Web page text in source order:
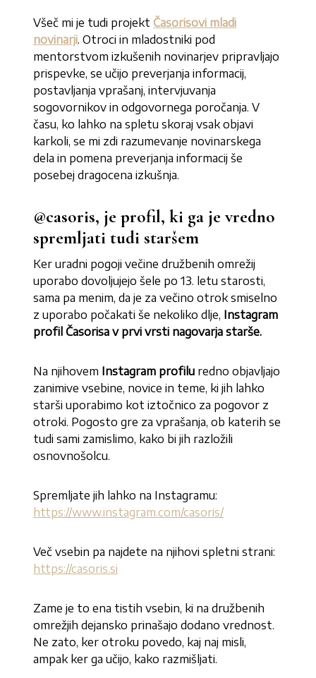
Všeč mi je tudi projekt Časorisovi mladi
novinarji. Otroci in mladostniki pod
mentorstvom izkušenih novinarjev pripravljajo
prispevke, se učijo preverjanja informacij,
postavljanja vprašanj, intervjuvanja
sogovornikov in odgovornega poročanja. V
času, ko lahko na spletu skoraj vsak objavi
karkoli, se mi zdi razumevanje novinarskega
dela in pomena preverjanja informacij še
posebej dragocena izkušnja.
@casoris, je profil, ki ga je vredno
spremljati tudi staršem
Ker uradni pogoji večine družbenih omrežij
uporabo dovoljujejo šele po 13. letu starosti,
sama pa menim, da je za večino otrok smiselno
z uporabo počakati še nekoliko dlje, Instagram
profil Časorisa v prvi vrsti nagovarja starše.
Na njihovem Instagram profilu redno objavljajo
zanimive vsebine, novice in teme, ki jih lahko
starši uporabimo kot iztočnico za pogovor z
otroki. Pogosto gre za vprašanja, ob katerih se
tudi sami zamislimo, kako bi jih razložili
osnovnošolcu.
Spremljate jih lahko na Instagramu:
https://www.instagram.com/casoris/
Več vsebin pa najdete na njihovi spletni strani:
https://casoris.si
Zame je to ena tistih vsebin, ki na družbenih
omrežjih dejansko prinašajo dodano vrednost.
Ne zato, ker otroku povedo, kaj naj misli,
ampak ker ga učijo, kako razmišljati.